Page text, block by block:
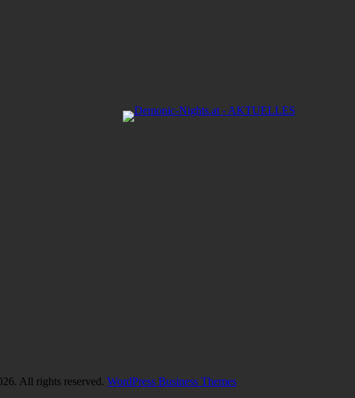
All rights reserved. WordPress Business Themes